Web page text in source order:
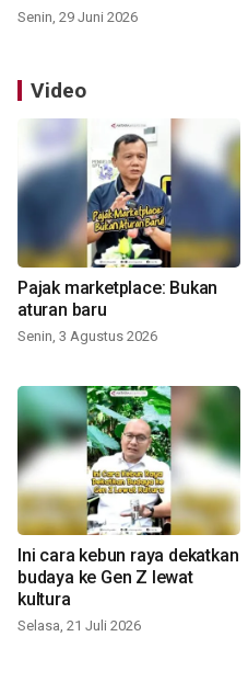
Senin, 29 Juni 2026
Video
Pajak marketplace: Bukan
aturan baru
Senin, 3 Agustus 2026
Ini cara kebun raya dekatkan
budaya ke Gen Z lewat
kultura
Selasa, 21 Juli 2026